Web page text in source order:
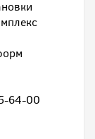
64-00